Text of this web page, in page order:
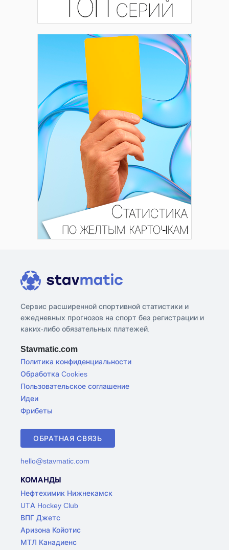
Сервис расширенной спортивной статистики и
ежедневных прогнозов на спорт без регистрации и
каких-либо обязательных платежей.
Stavmatic.com
Политика конфиденциальности
Обработка Cookies
Пользовательское соглашение
Идеи
Фрибеты
ОБРАТНАЯ СВЯЗЬ
hello@stavmatic.com
КОМАНДЫ
Нефтехимик Нижнекамск
UTA Hockey Club
ВПГ Джетс
Аризона Койотис
МТЛ Канадиенс